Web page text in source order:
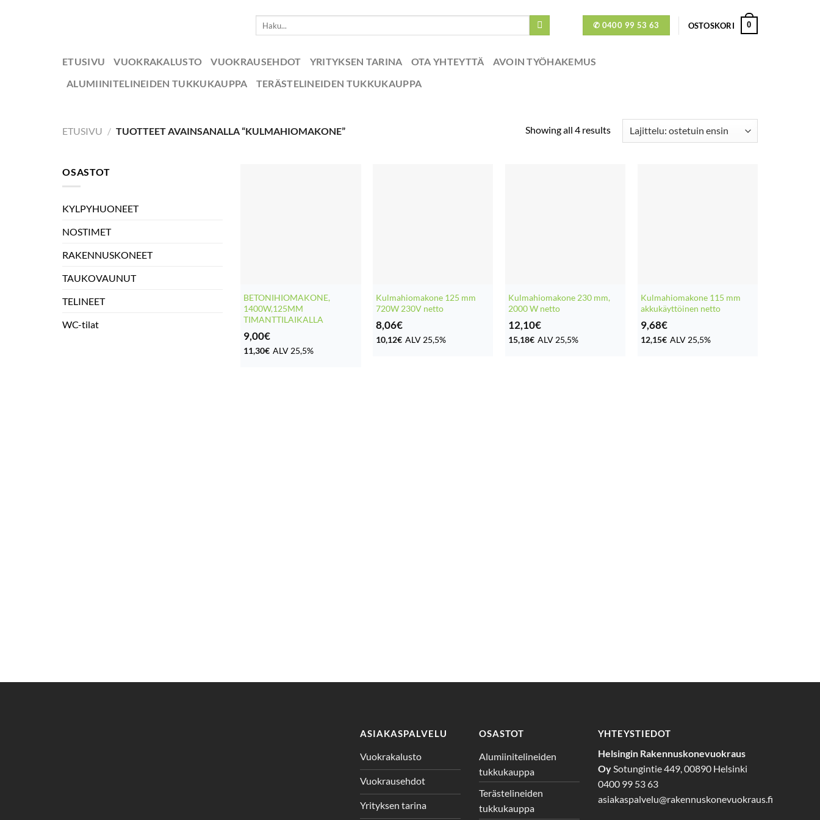
✆ 0400 99 53 63 OSTOSKORI 0
ETUSIVU VUOKRAKALUSTO VUOKRAUSEHDOT YRITYKSEN TARINA OTA YHTEYTTÄ
AVOIN TYÖHAKEMUS
ALUMIINITELINEIDEN TUKKUKAUPPA
TERÄSTELINEIDEN TUKKUKAUPPA
ETUSIVU / TUOTTEET AVAINSANALLA “KULMAHIOMAKONE” Showing all 4 results
OSASTOT
KYLPYHUONEET
NOSTIMET
RAKENNUSKONEET
TAUKOVAUNUT
TELINEET
WC-tilat
BETONIHIOMAKONE,
1400W,125MM
TIMANTTILAIKALLA
9,00€
11,30€ ALV 25,5%
Kulmahiomakone 125 mm
720W 230V netto
8,06€
10,12€ ALV 25,5%
Kulmahiomakone 230 mm,
2000 W netto
12,10€
15,18€ ALV 25,5%
Kulmahiomakone 115 mm
akkukäyttöinen netto
9,68€
12,15€ ALV 25,5%
ASIAKASPALVELU
Vuokrakalusto
Vuokrausehdot
Yrityksen tarina
OSASTOT
Alumiinitelineiden
tukkukauppa
Terästelineiden
tukkukauppa
YHTEYSTIEDOT
Helsingin Rakennuskonevuokraus
Oy Sotungintie 449, 00890 Helsinki
0400 99 53 63
asiakaspalvelu@rakennuskonevuokraus.fi